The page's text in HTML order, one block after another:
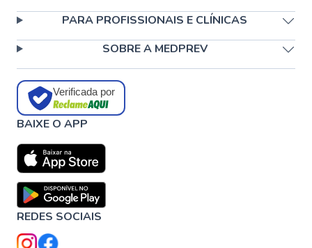
PARA PROFISSIONAIS E CLÍNICAS
SOBRE A MEDPREV
Verificada por
BAIXE O APP
REDES SOCIAIS